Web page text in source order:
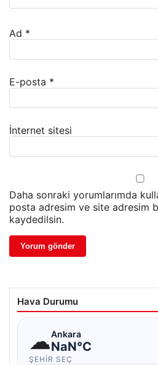
Ad *
E-posta *
İnternet sitesi
Daha sonraki yorumlarımda
posta adresim ve site adresim
kaydedilsin.
Hava Durumu
☁Ankara
NaN°C
ŞEHIR SEÇ